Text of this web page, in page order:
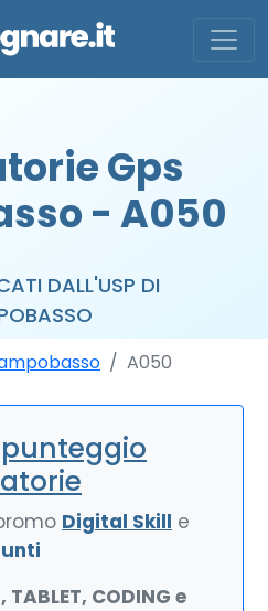
Gps
- A050
DALL'USP DI
A050
Digital Skill e
TABLET, CODING e